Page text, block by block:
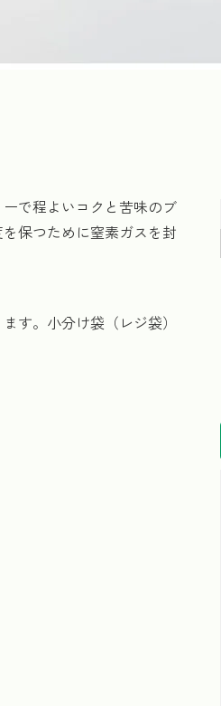
で程よいコクと苦味のブ
保つために窒素ガスを封
す。小分け袋（レジ袋）